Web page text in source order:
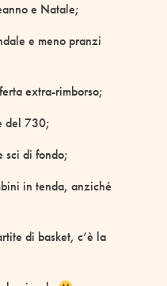
e Natale;
e meno pranzi
extra-rimborso;
del 730;
sci di fondo;
in tenda, anziché
di basket, c’è la